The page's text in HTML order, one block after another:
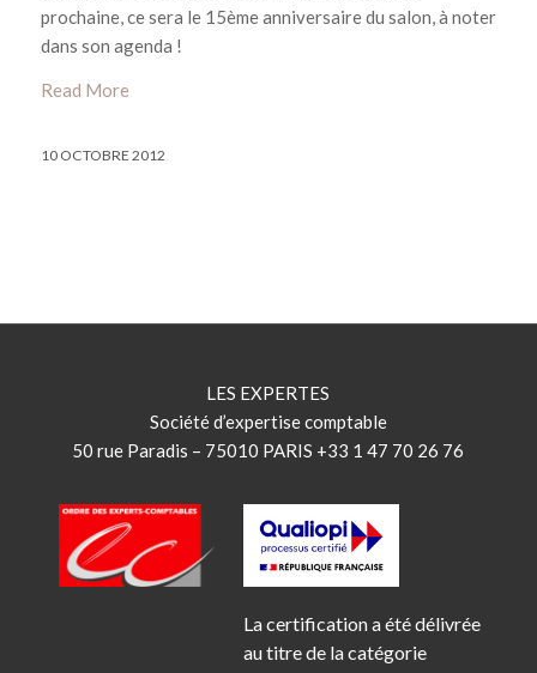
prochaine, ce sera le 15ème anniversaire du salon, à noter
dans son agenda !
Read More
10 OCTOBRE 2012
LES EXPERTES
Société d’expertise comptable
50 rue Paradis – 75010 PARIS +33 1 47 70 26 76
La certification a été délivrée
au titre de la catégorie